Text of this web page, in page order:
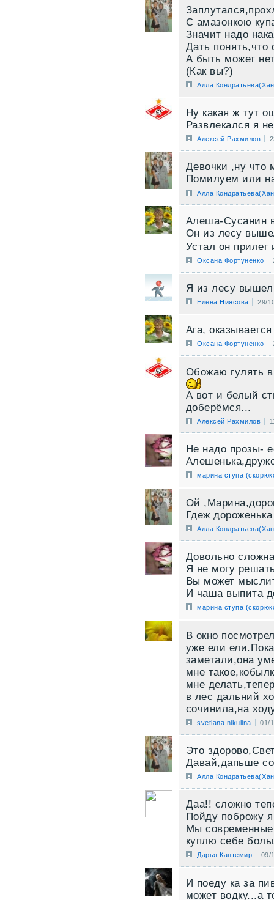
С амазонкою
Значит надо
Дать
А быть может
(Как вы?)
Алла
Ну какая ж тут
Развлекался я
Алексей Рахмилов
Девочки ,ну что
Помилуем или
Алла
Алеша-Сусанин
Он из лесу
Устал он прилег
Оксана Фортуненко
Я из лесу вышел
Елена Ниясова 29/
Ага,
Оксана Фортуненко
Обожаю гулять
А вот и белый
доберёмся...
Алексей Рахмилов
Не надо прозы-
марина ступа
Ой
Гдеж
Алла
Довольно
Я не могу
Вы может
И чаша выпита
марина ступа
В окно
уже ели
заметали,она
мне
мне
в лес дальний
сочинила,на
svetlana nikulina 01/
Это
Давай,дапьше
Алла
Даа!! сложно
Пойду поброжу
Мы
куплю себе
Дарья Кантемир 09/
И поеду ка за
может водку...а